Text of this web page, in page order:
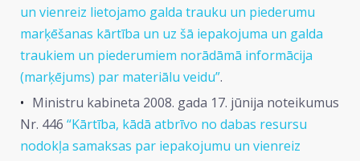
un vienreiz lietojamo galda trauku un piederumu
marķēšanas kārtība un uz šā iepakojuma un galda
traukiem un piederumiem norādāmā informācija
(marķējums) par materiālu veidu”.
Ministru kabineta 2008. gada 17. jūnija noteikumus
Nr. 446 “Kārtība, kādā atbrīvo no dabas resursu
nodokļa samaksas par iepakojumu un vienreiz